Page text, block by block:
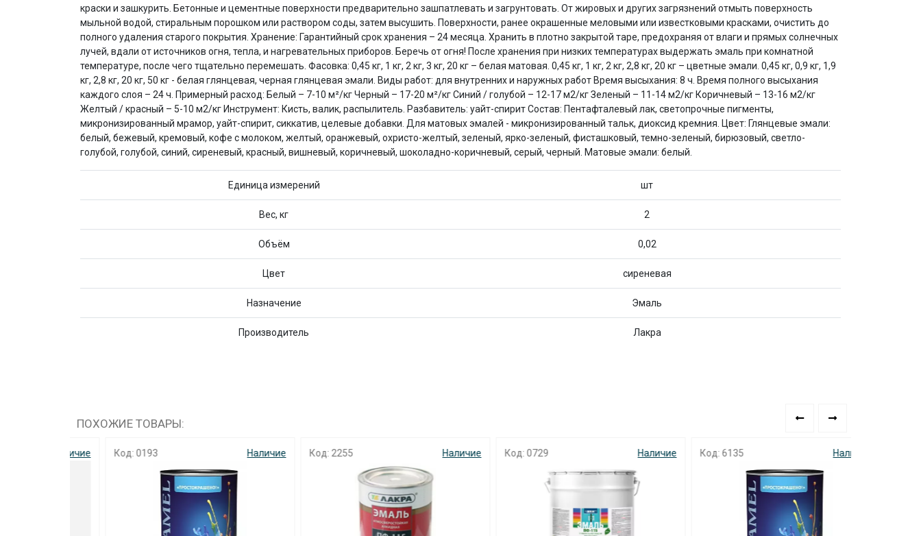
краски и зашкурить. Бетонные и цементные поверхности предварительно зашпатлевать и загрунтовать. От жировых и других загрязнений отмыть поверхность
мыльной водой, стиральным порошком или раствором соды, затем высушить. Поверхности, ранее окрашенные меловыми или известковыми красками, очистить до
полного удаления старого покрытия. Хранение: Гарантийный срок хранения – 24 месяца. Хранить в плотно закрытой таре, предохраняя от влаги и прямых солнечных
лучей, вдали от источников огня, тепла, и нагревательных приборов. Беречь от огня! После хранения при низких температурах выдержать эмаль при комнатной
температуре, после чего тщательно перемешать. Фасовка: 0,45 кг, 1 кг, 2 кг, 3 кг, 20 кг – белая матовая. 0,45 кг, 1 кг, 2 кг, 2,8 кг, 20 кг – цветные эмали. 0,45 кг, 0,9 кг, 1,9
кг, 2,8 кг, 20 кг, 50 кг - белая глянцевая, черная глянцевая эмали. Виды работ: для внутренних и наружных работ Время высыхания: 8 ч. Время полного высыхания
каждого слоя – 24 ч. Примерный расход: Белый – 7-10 м²/кг Черный – 17-20 м²/кг Синий / голубой – 12-17 м2/кг Зеленый – 11-14 м2/кг Коричневый – 13-16 м2/кг
Желтый / красный – 5-10 м2/кг Инструмент: Кисть, валик, распылитель. Разбавитель: уайт-спирит Состав: Пентафталевый лак, светопрочные пигменты,
микронизированный мрамор, уайт-спирит, сиккатив, целевые добавки. Для матовых эмалей - микронизированный тальк, диоксид кремния. Цвет: Глянцевые эмали:
белый, бежевый, кремовый, кофе с молоком, желтый, оранжевый, охристо-желтый, зеленый, ярко-зеленый, фисташковый, темно-зеленый, бирюзовый, светло-
голубой, голубой, синий, сиреневый, красный, вишневый, коричневый, шоколадно-коричневый, серый, черный. Матовые эмали: белый.
Единица измерений шт
Вес, кг 2
Объём 0,02
Цвет сиреневая
Назначение Эмаль
Производитель Лакра
ПОХОЖИЕ ТОВАРЫ:
Код: 0193 Наличие Код: 2255 Наличие Код: 0729 Наличие Код: 6135 Наличие
Подробнееоб оплате Плайтом
25
раз в 2
недели
Остались вопросы?
8 800 302-02-51